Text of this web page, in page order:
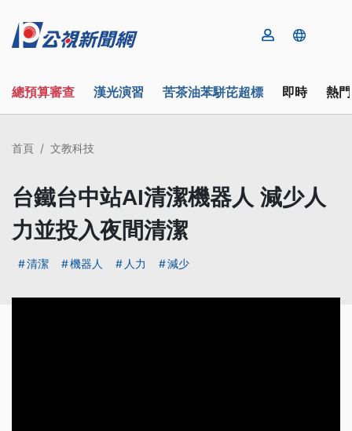
總預算審查 漢光演習 苦茶油苯駢芘超標 即時 熱
首頁 文教科技
台鐵台中站AI清潔機器人 減少人
力並投入夜間清潔
清潔 機器人 人力 減少